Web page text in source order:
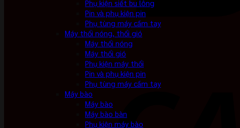
Phụ kiện siết bu lông
Pin và phụ kiện pin
Phụ tùng máy cầm tay
Máy thổi nóng, thổi gió
Máy thổi nóng
Máy thổi gió
Phụ kiện máy thổi
Pin và phụ kiện pin
Phụ tùng máy cầm tay
Máy bào
Máy bào
Máy bào bàn
Phụ kiện máy bào